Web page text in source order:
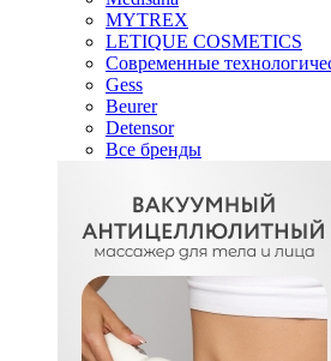
MYTREX
LETIQUE COSMETICS
Современные
Gess
Beurer
Detensor
Все бренды